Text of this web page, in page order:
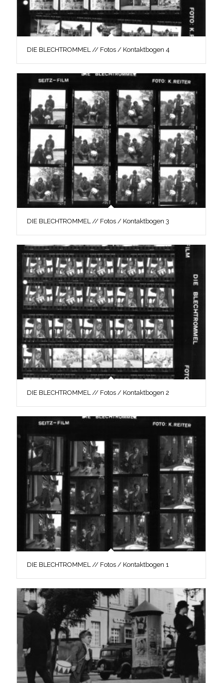
DIE BLECHTROMMEL // Fotos / Kontaktbogen 4
DIE BLECHTROMMEL // Fotos / Kontaktbogen 3
DIE BLECHTROMMEL // Fotos / Kontaktbogen 2
DIE BLECHTROMMEL // Fotos / Kontaktbogen 1